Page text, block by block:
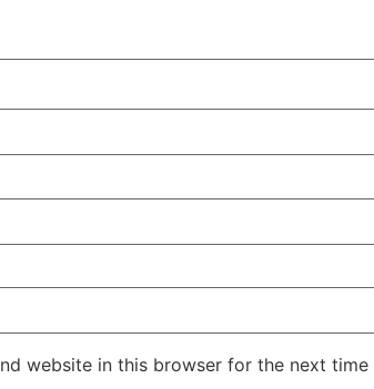
website in this browser for the next time